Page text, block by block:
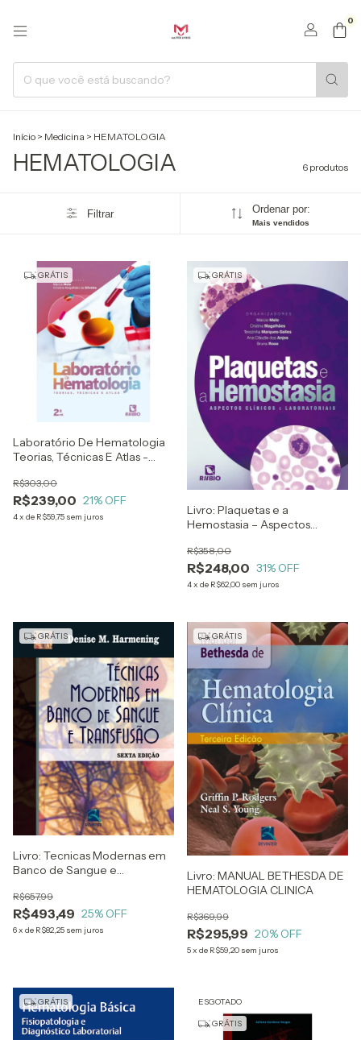
0
Início > Medicina > HEMATOLOGIA
HEMATOLOGIA 6 produtos
Filtrar Ordenar por:
Mais vendidos
GRÁTIS
Laboratório De Hematologia
Teorias, Técnicas E Atlas -
Magalhães Da Silveira
R$239,00
R$303,00
21% OFF
4x de R$59,75 sem juros
GRÁTIS
Livro: Plaquetas e a
Hemostasia – Aspectos
R$248,00
R$358,00
31% OFF
4x de R$62,00 sem juros
GRÁTIS
Livro: Tecnicas Modernas em
Banco de Sangue e
R$493,49
R$657,99
25% OFF
6x de R$82,25 sem juros
GRÁTIS
Livro: MANUAL BETHESDA DE
HEMATOLOGIA CLINICA
R$295,99
R$369,99
20% OFF
5x de R$59,20 sem juros
GRÁTIS ESGOTADO
GRÁTIS